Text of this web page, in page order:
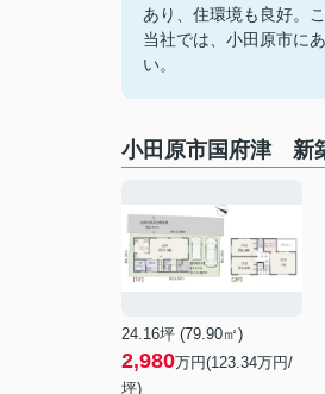
あり、住環境も良好。
当社では、小田原市に
い。
小田原市国府津 新
24.16坪 (79.90㎡)
2,980万円(123.34万円/
坪)